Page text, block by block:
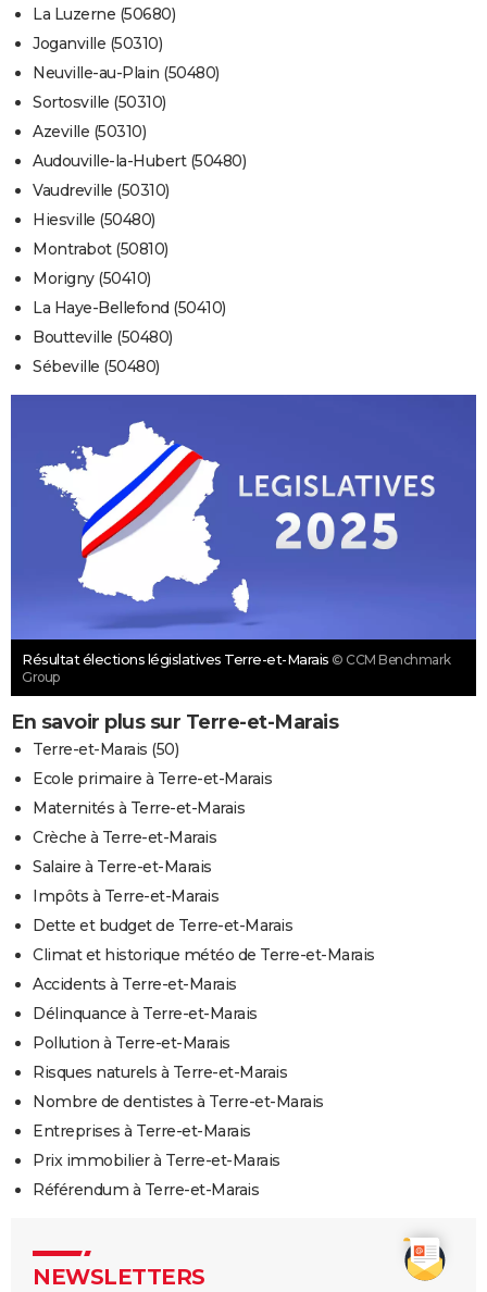
La Luzerne (50680)
Joganville (50310)
Neuville-au-Plain (50480)
Sortosville (50310)
Azeville (50310)
Audouville-la-Hubert (50480)
Vaudreville (50310)
Hiesville (50480)
Montrabot (50810)
Morigny (50410)
La Haye-Bellefond (50410)
Boutteville (50480)
Sébeville (50480)
Résultat élections législatives Terre-et-Marais © CCM Benchmark
Group
En savoir plus sur Terre-et-Marais
Terre-et-Marais (50)
Ecole primaire à Terre-et-Marais
Maternités à Terre-et-Marais
Crèche à Terre-et-Marais
Salaire à Terre-et-Marais
Impôts à Terre-et-Marais
Dette et budget de Terre-et-Marais
Climat et historique météo de Terre-et-Marais
Accidents à Terre-et-Marais
Délinquance à Terre-et-Marais
Pollution à Terre-et-Marais
Risques naturels à Terre-et-Marais
Nombre de dentistes à Terre-et-Marais
Entreprises à Terre-et-Marais
Prix immobilier à Terre-et-Marais
Référendum à Terre-et-Marais
NEWSLETTERS